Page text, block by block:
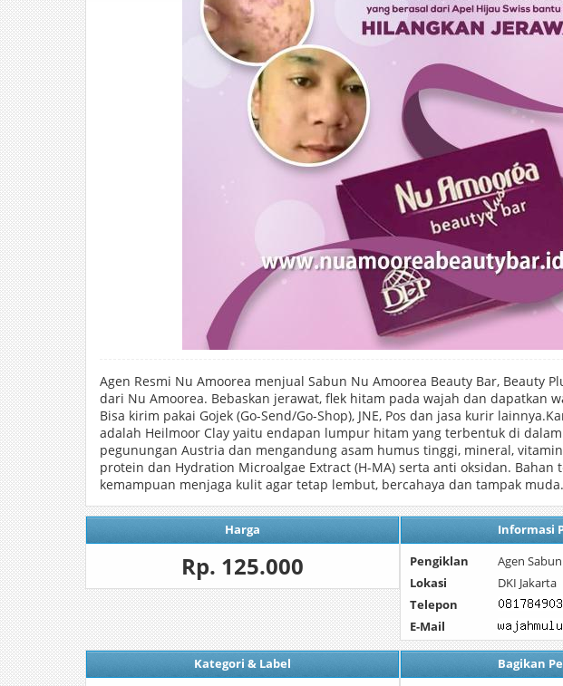
Agen Resmi Nu Amoorea menjual Sabun Nu Amoorea Beauty Bar, Beauty
dari Nu Amoorea. Bebaskan jerawat, flek hitam pada wajah dan dapatkan
Bisa kirim pakai Gojek (Go-Send/Go-Shop), JNE, Pos dan jasa kurir
adalah Heilmoor Clay yaitu endapan lumpur hitam yang terbentuk di
pegunungan Austria dan mengandung asam humus tinggi, mineral,
protein dan Hydration Microalgae Extract (H-MA) serta anti oksidan. Bahan
kemampuan menjaga kulit agar tetap lembut, bercahaya dan tampak muda.
Harga
Rp. 125.000
Informasi
Pengiklan
Agen
Lokasi
DKI Jakarta
Telepon
E-Mail
Kategori & Label
Bagikan